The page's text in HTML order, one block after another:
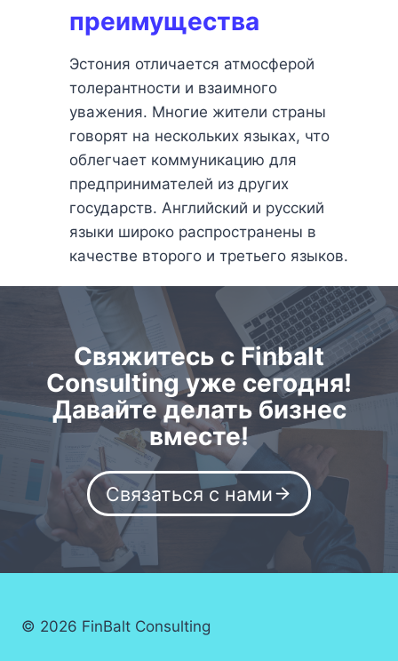
преимущества
Эстония отличается атмосферой
толерантности и взаимного
уважения. Многие жители страны
говорят на нескольких языках, что
облегчает коммуникацию для
предпринимателей из других
государств. Английский и русский
языки широко распространены в
качестве второго и третьего языков.
Свяжитесь с Finbalt
Consulting уже сегодня!
Давайте делать бизнес
вместе!
Связаться с нами
© 2026 FinBalt Consulting